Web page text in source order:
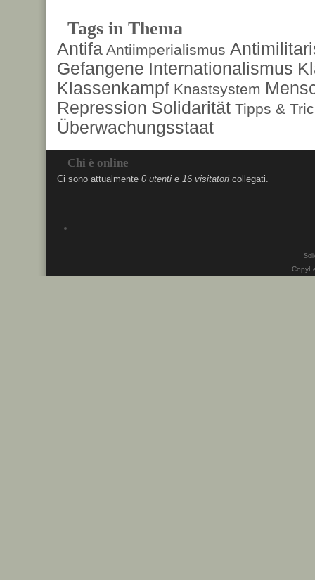
Tags in Thema
Antifa Antiimperialismus
Gefangene Internationalismus
Klassenkampf Knastsystem
Repression Solidarität Tipps &
Überwachungsstaat
Chi è online
Ci sono attualmente 0 utenti e 16 visitatori collegati.